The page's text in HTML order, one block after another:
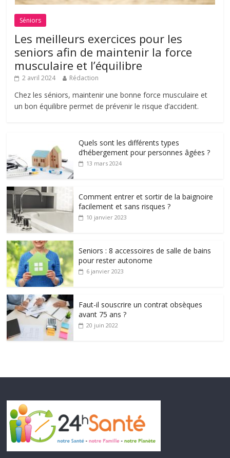
Séniors
Les meilleurs exercices pour les
seniors afin de maintenir la force
musculaire et l’équilibre
2 avril 2024 Rédaction
Chez les séniors, maintenir une bonne force musculaire et
un bon équilibre permet de prévenir le risque d’accident.
Quels sont les différents types
d’hébergement pour personnes âgées ?
13 mars 2024
Comment entrer et sortir de la baignoire
facilement et sans risques ?
10 janvier 2023
Seniors : 8 accessoires de salle de bains
pour rester autonome
6 janvier 2023
Faut-il souscrire un contrat obsèques
avant 75 ans ?
20 juin 2022